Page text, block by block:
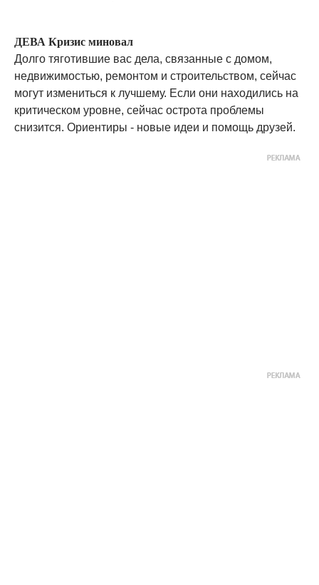
ДЕВА Кризис миновал
Долго тяготившие вас дела, связанные с домом,
недвижимостью, ремонтом и строительством, сейчас
могут измениться к лучшему. Если они находились на
критическом уровне, сейчас острота проблемы
снизится. Ориентиры - новые идеи и помощь друзей.